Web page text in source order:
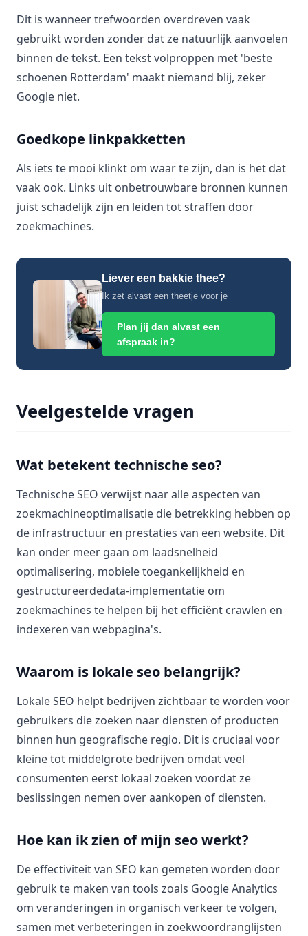
Dit is wanneer trefwoorden overdreven vaak
gebruikt worden zonder dat ze natuurlijk aanvoelen
binnen de tekst. Een tekst volproppen met 'beste
schoenen Rotterdam' maakt niemand blij, zeker
Google niet.
Goedkope linkpakketten
Als iets te mooi klinkt om waar te zijn, dan is het dat
vaak ook. Links uit onbetrouwbare bronnen kunnen
juist schadelijk zijn en leiden tot straffen door
zoekmachines.
Liever een bakkie thee?
Ik zet alvast een theetje voor je
Plan jij dan alvast een
afspraak in?
Veelgestelde vragen
Wat betekent technische seo?
Technische SEO verwijst naar alle aspecten van
zoekmachineoptimalisatie die betrekking hebben op
de infrastructuur en prestaties van een website. Dit
kan onder meer gaan om laadsnelheid
optimalisering, mobiele toegankelijkheid en
gestructureerdedata-implementatie om
zoekmachines te helpen bij het efficiënt crawlen en
indexeren van webpagina's.
Waarom is lokale seo belangrijk?
Lokale SEO helpt bedrijven zichtbaar te worden voor
gebruikers die zoeken naar diensten of producten
binnen hun geografische regio. Dit is cruciaal voor
kleine tot middelgrote bedrijven omdat veel
consumenten eerst lokaal zoeken voordat ze
beslissingen nemen over aankopen of diensten.
Hoe kan ik zien of mijn seo werkt?
De effectiviteit van SEO kan gemeten worden door
gebruik te maken van tools zoals Google Analytics
om veranderingen in organisch verkeer te volgen,
samen met verbeteringen in zoekwoordranglijsten